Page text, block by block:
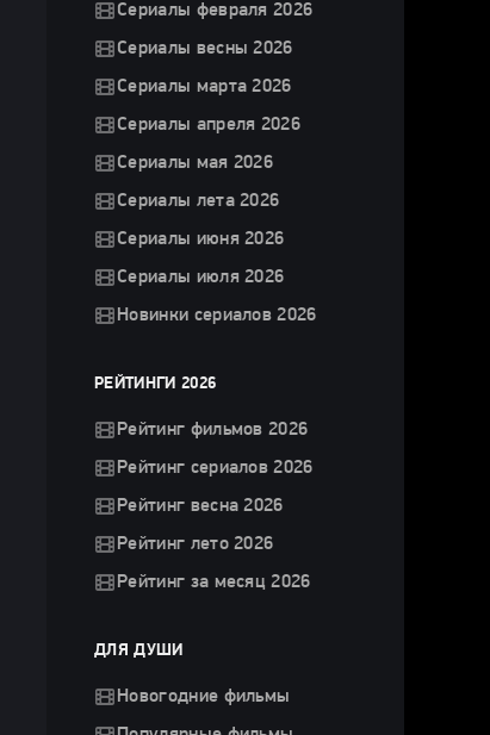
Сериалы февраля 2026
Сериалы весны 2026
Сериалы марта 2026
Сериалы апреля 2026
Сериалы мая 2026
Сериалы лета 2026
Сериалы июня 2026
Сериалы июля 2026
Новинки сериалов 2026
РЕЙТИНГИ 2026
Рейтинг фильмов 2026
Рейтинг сериалов 2026
Рейтинг весна 2026
Рейтинг лето 2026
Рейтинг за месяц 2026
ДЛЯ ДУШИ
Новогодние фильмы